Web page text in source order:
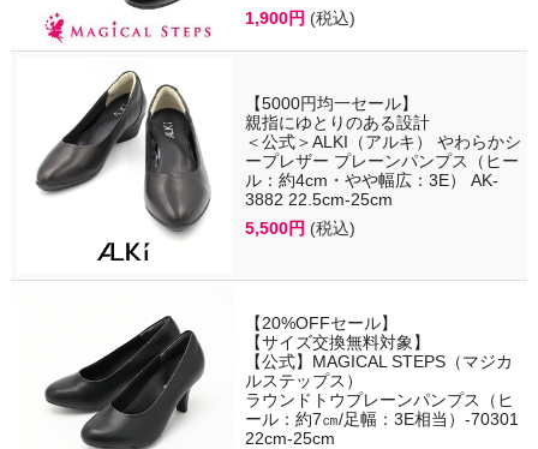
1,900円 (税込)
【5000円均一セール】
親指にゆとりのある設計
＜公式＞ALKI（アルキ） やわらかシ
ープレザー プレーンパンプス（ヒー
ル：約4cm・やや幅広：3E） AK-
3882 22.5cm-25cm
5,500円 (税込)
【20%OFFセール】
【サイズ交換無料対象】
【公式】MAGICAL STEPS（マジカ
ルステップス）
ラウンドトウプレーンパンプス（ヒ
ール：約7㎝/足幅：3E相当）-70301
22cm-25cm